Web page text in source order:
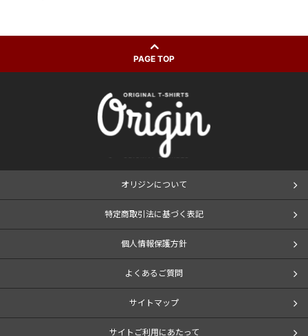
PAGE TOP
オリジンについて
特定商取引法に基づく表記
個人情報保護方針
よくあるご質問
サイトマップ
サイトご利用にあたって